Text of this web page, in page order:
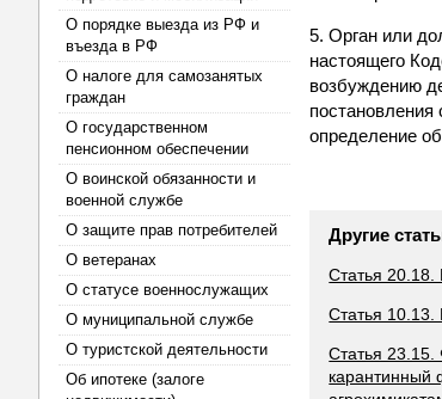
О порядке выезда из РФ и
въезда в РФ
О налоге для самозанятых
граждан
О государственном
пенсионном обеспечении
О воинской обязанности и
военной службе
О защите прав потребителей
О ветеранах
О статусе военнослужащих
О муниципальной службе
О туристской деятельности
Об ипотеке (залоге
5. Орган или
настоящего
возбуждению
постановления
определение
Другие
Статья 20.18.
Статья 10.13.
Статья
карантинный